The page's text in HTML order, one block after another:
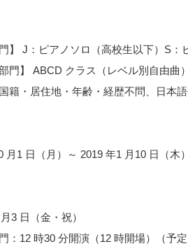
門】 J：ピアノソロ（高校生以下）S
門】 ABCD クラス（レベル別自由曲）
籍・居住地・年齢・経歴不問、日本
月1 日（月）～ 2019 年1 月10 日（木）
3 日（金・祝）
：12 時30 分開演（12 時開場）（予定